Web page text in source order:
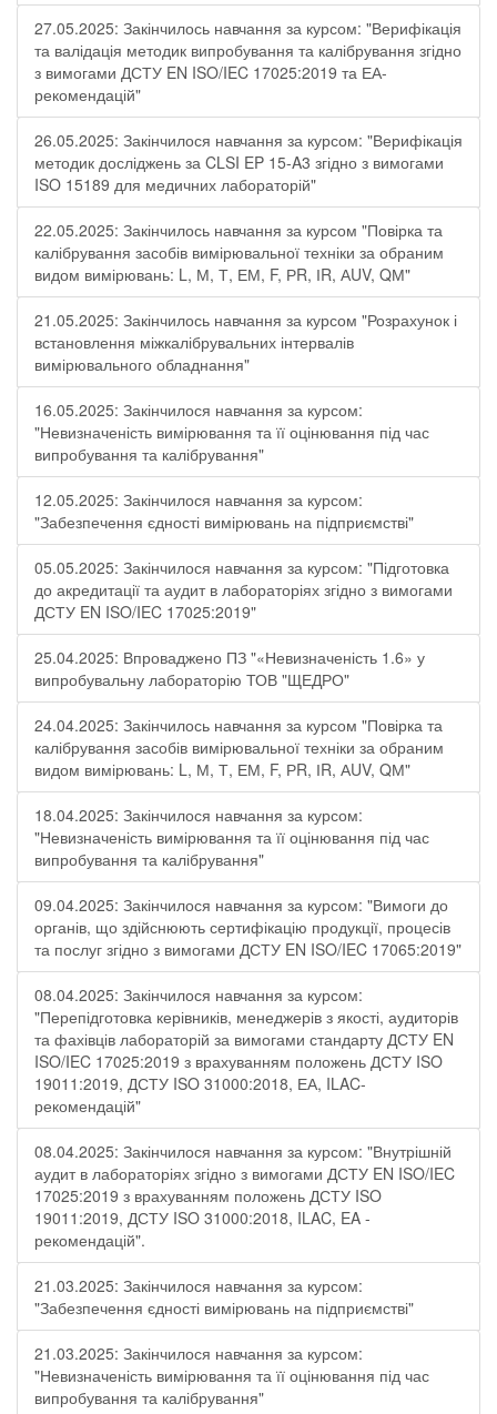
27.05.2025: Закінчилось навчання за курсом: "Верифікація
та валідація методик випробування та калібрування згідно
з вимогами ДСТУ EN ISO/IEC 17025:2019 та ЕА-
рекомендацій"
26.05.2025: Закінчилося навчання за курсом: "Верифікація
методик досліджень за CLSI EP 15-A3 згідно з вимогами
ISO 15189 для медичних лабораторій"
22.05.2025: Закінчилось навчання за курсом "Повірка та
калібрування засобів вимірювальної техніки за обраним
видом вимірювань: L, М, Т, ЕМ, F, РR, ІR, АUV, QМ"
21.05.2025: Закінчилось навчання за курсом "Розрахунок і
встановлення міжкалібрувальних інтервалів
вимірювального обладнання"
16.05.2025: Закінчилося навчання за курсом:
"Невизначеність вимірювання та її оцінювання під час
випробування та калібрування"
12.05.2025: Закінчилося навчання за курсом:
"Забезпечення єдності вимірювань на підприємстві"
05.05.2025: Закінчилося навчання за курсом: "Підготовка
до акредитації та аудит в лабораторіях згідно з вимогами
ДСТУ EN ISO/IEC 17025:2019"
25.04.2025: Впроваджено ПЗ "«Невизначеність 1.6» у
випробувальну лабораторію ТОВ "ЩЕДРО"
24.04.2025: Закінчилось навчання за курсом "Повірка та
калібрування засобів вимірювальної техніки за обраним
видом вимірювань: L, М, Т, ЕМ, F, РR, ІR, АUV, QМ"
18.04.2025: Закінчилося навчання за курсом:
"Невизначеність вимірювання та її оцінювання під час
випробування та калібрування"
09.04.2025: Закінчилося навчання за курсом: "Вимоги до
органів, що здійснюють сертифікацію продукції, процесів
та послуг згідно з вимогами ДСТУ EN ISO/IEC 17065:2019"
08.04.2025: Закінчилося навчання за курсом:
"Перепідготовка керівників, менеджерів з якості, аудиторів
та фахівців лабораторій за вимогами стандарту ДСТУ EN
ISO/IEC 17025:2019 з врахуванням положень ДСТУ ISO
19011:2019, ДСТУ ISO 31000:2018, ЕА, ILAC-
рекомендацій"
08.04.2025: Закінчилося навчання за курсом: "Внутрішній
аудит в лабораторіях згідно з вимогами ДСТУ EN ISO/IEC
17025:2019 з врахуванням положень ДСТУ ISO
19011:2019, ДСТУ ISO 31000:2018, ILAC, EA -
рекомендацій".
21.03.2025: Закінчилося навчання за курсом:
"Забезпечення єдності вимірювань на підприємстві"
21.03.2025: Закінчилося навчання за курсом:
"Невизначеність вимірювання та її оцінювання під час
випробування та калібрування"